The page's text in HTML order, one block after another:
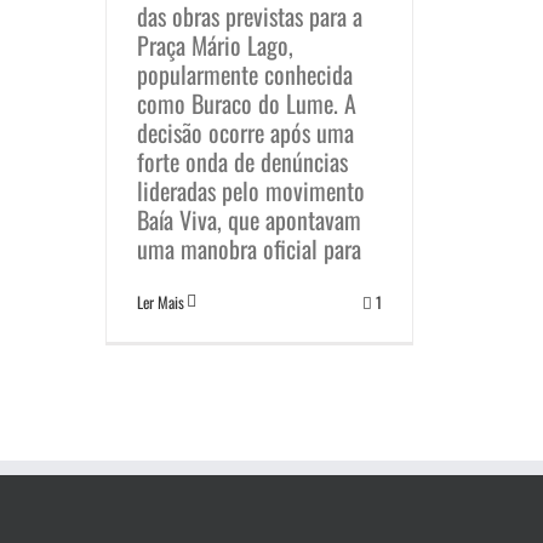
das obras previstas para a
Praça Mário Lago,
popularmente conhecida
como Buraco do Lume. A
decisão ocorre após uma
forte onda de denúncias
lideradas pelo movimento
Baía Viva, que apontavam
uma manobra oficial para
Ler Mais 1